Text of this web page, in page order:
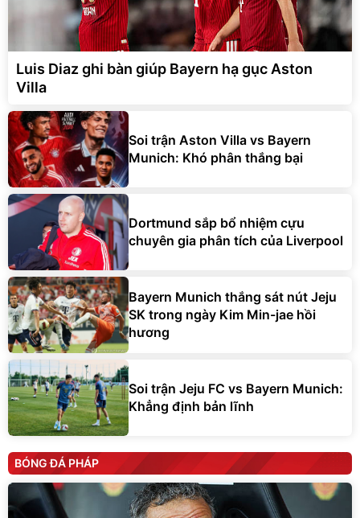
Luis Diaz ghi bàn giúp Bayern hạ gục Aston
Villa
Soi trận Aston Villa vs Bayern
Munich: Khó phân thắng bại
Dortmund sắp bổ nhiệm cựu
chuyên gia phân tích của Liverpool
Bayern Munich thắng sát nút Jeju
SK trong ngày Kim Min-jae hồi
hương
Soi trận Jeju FC vs Bayern Munich:
Khẳng định bản lĩnh
BÓNG ĐÁ PHÁP